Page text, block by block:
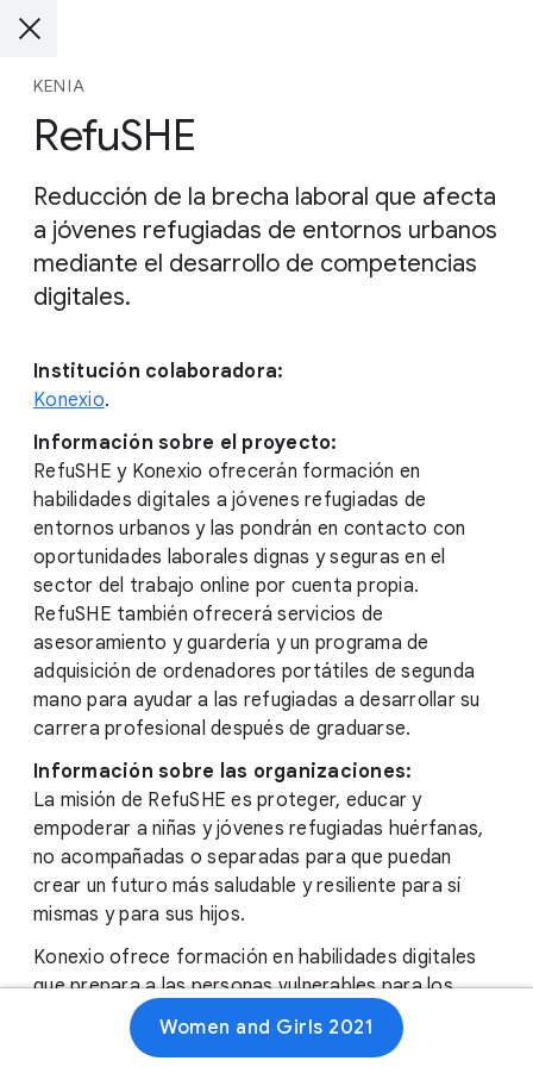
KENIA
RefuSHE
Reducción de la brecha laboral que afecta
a jóvenes refugiadas de entornos urbanos
mediante el desarrollo de competencias
digitales.
Institución colaboradora:
Konexio.
Información sobre el proyecto:
RefuSHE y Konexio ofrecerán formación en
habilidades digitales a jóvenes refugiadas de
entornos urbanos y las pondrán en contacto con
oportunidades laborales dignas y seguras en el
sector del trabajo online por cuenta propia.
RefuSHE también ofrecerá servicios de
asesoramiento y guardería y un programa de
adquisición de ordenadores portátiles de segunda
mano para ayudar a las refugiadas a desarrollar su
carrera profesional después de graduarse.
Información sobre las organizaciones:
La misión de RefuSHE es proteger, educar y
empoderar a niñas y jóvenes refugiadas huérfanas,
no acompañadas o separadas para que puedan
crear un futuro más saludable y resiliente para sí
mismas y para sus hijos.
Konexio ofrece formación en habilidades digitales
que prepara a las personas vulnerables para los
trabajos del futuro y les facilita el acceso a puestos
de trabajo que hagan posible su independencia.
Women and Girls 2021